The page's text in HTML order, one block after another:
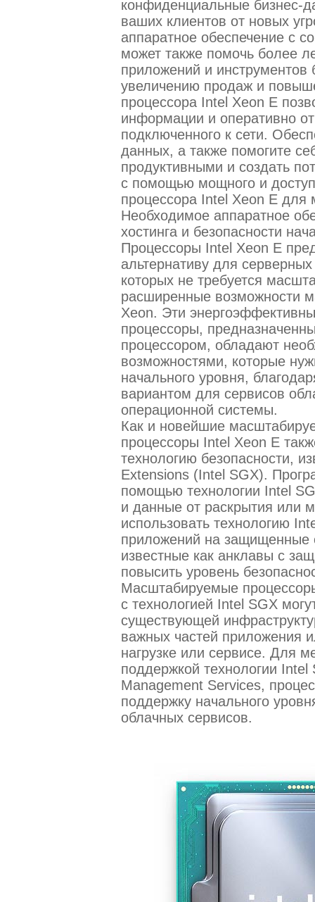
конфиденциальные бизнес-
ваших клиентов от новых
аппаратное обеспечение с
может также помочь более
приложений и инструментов
увеличению продаж и
процессора Intel Xeon E
информации и оперативно
подключенного к сети.
данных, а также помогите
продуктивными и создать
с помощью мощного и
процессора Intel Xeon E для
Необходимое аппаратное
хостинга и безопасности
Процессоры Intel Xeon E
альтернативу для
которых не требуется
расширенные возможности
Xeon. Эти
процессоры,
процессором, обладают
возможностями, которые
начального уровня,
вариантом для сервисов
операционной системы.
Как и новейшие
процессоры Intel Xeon E
технологию безопасности,
Extensions (Intel SGX).
помощью технологии Intel
и данные от раскрытия или
использовать технологию
приложений на защищенные
известные как анклавы с
повысить уровень
Масштабируемые
с технологией Intel SGX
существующей
важных частей приложения
нагрузке или сервисе. Для
поддержкой технологии
Management Services,
поддержку начального
облачных сервисов.